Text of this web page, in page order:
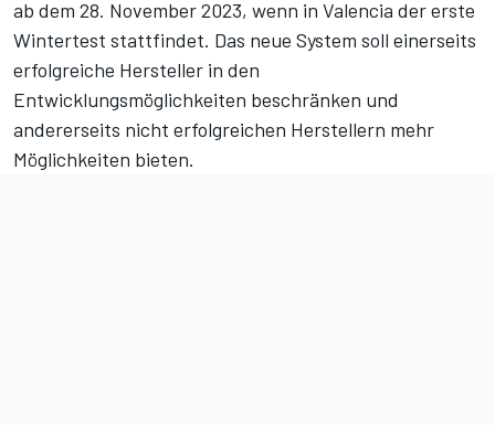
ab dem 28. November 2023, wenn in Valencia der erste
Wintertest stattfindet. Das neue System soll einerseits
erfolgreiche Hersteller in den
Entwicklungsmöglichkeiten beschränken und
andererseits nicht erfolgreichen Herstellern mehr
Möglichkeiten bieten.